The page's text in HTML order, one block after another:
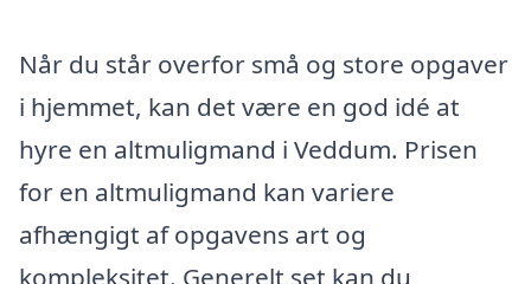
Når du står overfor små og store opgaver
i hjemmet, kan det være en god idé at
hyre en altmuligmand i Veddum. Prisen
for en altmuligmand kan variere
afhængigt af opgavens art og
kompleksitet. Generelt set kan du